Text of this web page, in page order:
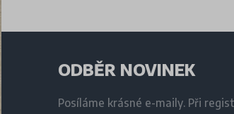
ODBĚR NOVINEK
Posíláme krásné e-maily. Při